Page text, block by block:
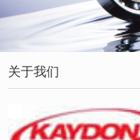
关于我们